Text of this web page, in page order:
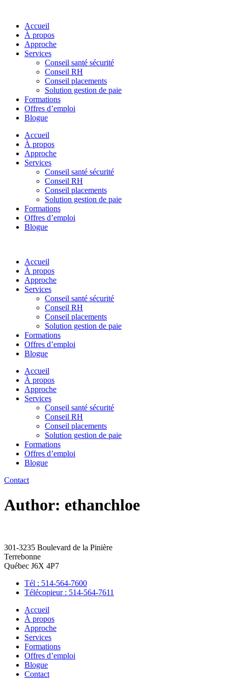
contentAccueil
À propos
Approche
Services
Conseil santé sécurité
Conseil RH
Conseil placements
Solution gestion de paie
Formations
Offres d’emploi
Blogue
Accueil
À propos
Approche
Services
Conseil santé sécurité
Conseil RH
Conseil placements
Solution gestion de paie
Formations
Offres d’emploi
Blogue
Accueil
À propos
Approche
Services
Conseil santé sécurité
Conseil RH
Conseil placements
Solution gestion de paie
Formations
Offres d’emploi
Blogue
Accueil
À propos
Approche
Services
Conseil santé sécurité
Conseil RH
Conseil placements
Solution gestion de paie
Formations
Offres d’emploi
Blogue
Contact
Author: ethanchloe
301-3235 Boulevard de la Pinière
Terrebonne
Québec J6X 4P7
Tél : 514-564-7600
Télécopieur : 514-564-7611
Accueil
À propos
Approche
Services
Formations
Offres d’emploi
Blogue
Contact